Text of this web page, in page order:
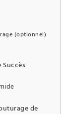
(optionnel)
Succès
de